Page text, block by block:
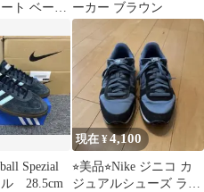
ト ベース ーカー ブラウン
Spezial
ル 28.5cm
現在 ¥4,100
⭐︎美品⭐︎Nike ジニコ カ
ジュアルシューズ ラン